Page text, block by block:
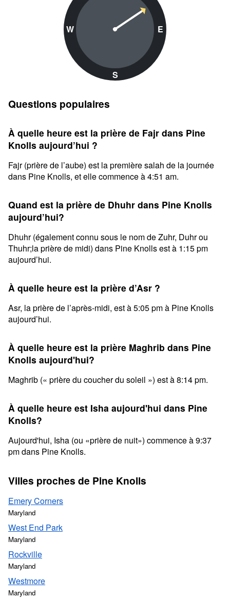
W
S
E
Questions populaires
À quelle heure est la prière de Fajr dans Pine
Knolls aujourd’hui ?
Fajr (prière de l’aube) est la première salah de la journée
dans Pine Knolls, et elle commence à 4:51 am.
Quand est la prière de Dhuhr dans Pine Knolls
aujourd’hui?
Dhuhr (également connu sous le nom de Zuhr, Duhr ou
Thuhr;la prière de midi) dans Pine Knolls est à 1:15 pm
aujourd’hui.
À quelle heure est la prière d’Asr ?
Asr, la prière de l’après-midi, est à 5:05 pm à Pine Knolls
aujourd’hui.
À quelle heure est la prière Maghrib dans Pine
Knolls aujourd'hui?
Maghrib (« prière du coucher du soleil ») est à 8:14 pm.
À quelle heure est Isha aujourd'hui dans Pine
Knolls?
Aujourd'hui, Isha (ou «prière de nuit») commence à 9:37
pm dans Pine Knolls.
Villes proches de Pine Knolls
Emery Corners
Maryland
West End Park
Maryland
Rockville
Maryland
Westmore
Maryland